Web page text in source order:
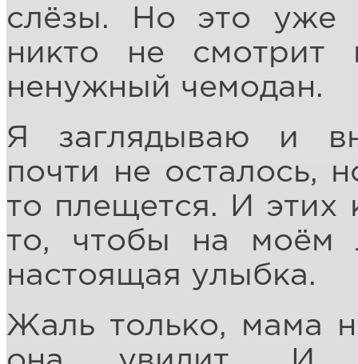
слёзы. Но это уже
никто не
ненужный чемодан.
Я заглядываю и
почти не осталось,
то плещется. И этих
то, чтобы на моём
настоящая улыбка.
Жаль только, мама